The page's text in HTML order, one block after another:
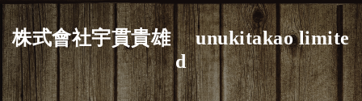
株式會社宇貫貴雄 unukitakao limite
d